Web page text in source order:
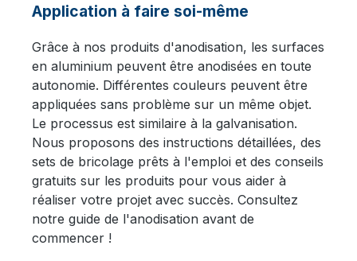
Application à faire soi-même
Grâce à nos produits d'anodisation, les surfaces
en aluminium peuvent être anodisées en toute
autonomie. Différentes couleurs peuvent être
appliquées sans problème sur un même objet.
Le processus est similaire à la galvanisation.
Nous proposons des instructions détaillées, des
sets de bricolage prêts à l'emploi et des conseils
gratuits sur les produits pour vous aider à
réaliser votre projet avec succès. Consultez
notre guide de l'anodisation avant de
commencer !